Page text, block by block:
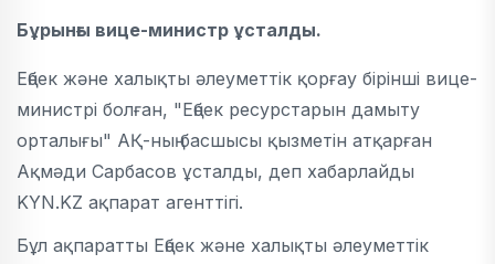
Бұрынғы вице-министр ұсталды.
Еңбек және халықты әлеуметтік қорғау бірінші вице-
министрі болған, "Еңбек ресурстарын дамыту
орталығы" АҚ-ның басшысы қызметін атқарған
Ақмәди Сарбасов ұсталды, деп хабарлайды
KYN.KZ ақпарат агенттігі.
Бұл ақпаратты Еңбек және халықты әлеуметтік